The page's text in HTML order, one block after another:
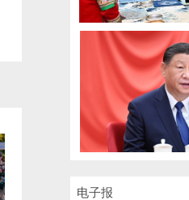
电子报
电商平台前员工利用
多件家电！
2026-08-07 08:20:35
27岁男子查出1厘米
小伙傻眼：网上不是
2026-08-07 08:20:27
空调24小时不关更省